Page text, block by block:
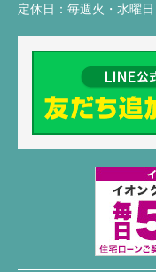
定休日： 毎週火・水曜日